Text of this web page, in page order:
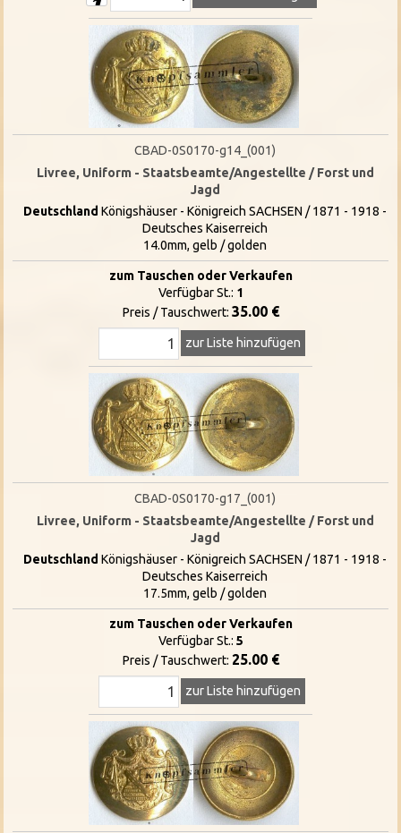
CBAD-0S0170-g14_(001)
Livree, Uniform - Staatsbeamte/Angestellte / Forst und
Jagd
Deutschland Königshäuser - Königreich SACHSEN / 1871 - 1918 -
Deutsches Kaiserreich
14.0mm, gelb / golden
zum Tauschen oder Verkaufen
Verfügbar St.: 1
Preis / Tauschwert: 35.00 €
zur Liste hinzufügen
CBAD-0S0170-g17_(001)
Livree, Uniform - Staatsbeamte/Angestellte / Forst und
Jagd
Deutschland Königshäuser - Königreich SACHSEN / 1871 - 1918 -
Deutsches Kaiserreich
17.5mm, gelb / golden
zum Tauschen oder Verkaufen
Verfügbar St.: 5
Preis / Tauschwert: 25.00 €
zur Liste hinzufügen